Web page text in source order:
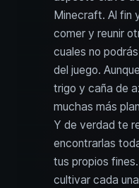
Minecraft. Al fin
comer y reunir
cuales no
del juego.
trigo y caña de
muchas más
Y de verdad te
encontrarlas
tus propios
cultivar cada